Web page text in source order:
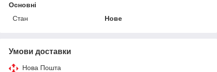
Основні
Стан
Нове
Умови доставки
Нова Пошта